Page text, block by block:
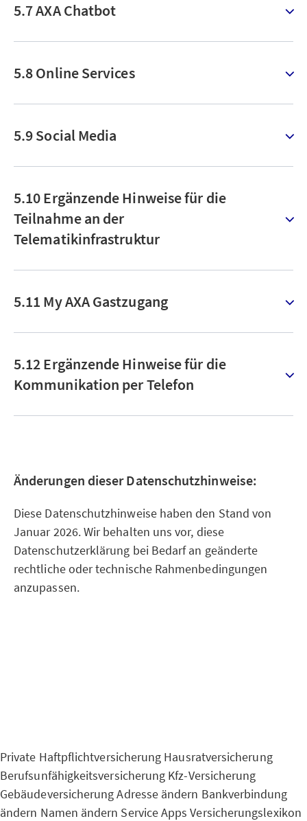
5.7 AXA Chatbot
5.8 Online Services
5.9 Social Media
5.10 Ergänzende Hinweise für die
Teilnahme an der
Telematikinfrastruktur
5.11 My AXA Gastzugang
5.12 Ergänzende Hinweise für die
Kommunikation per Telefon
Änderungen dieser Datenschutzhinweise:
Diese Datenschutzhinweise haben den Stand von
Januar 2026. Wir behalten uns vor, diese
Datenschutzerklärung bei Bedarf an geänderte
rechtliche oder technische Rahmenbedingungen
anzupassen.
Private Haftpflichtversicherung Hausratversicherung
Berufsunfähigkeitsversicherung Kfz-Versicherung
GebäudeversicherungAdresse ändern Bankverbindung
ändern Namen ändern Service Apps Versicherungslexikon